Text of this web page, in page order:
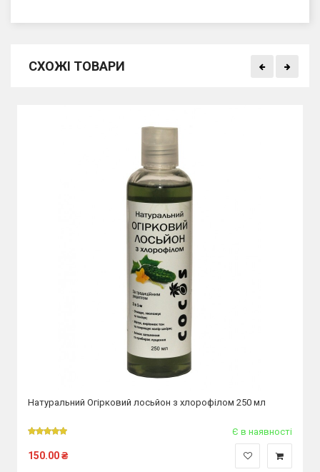
СХОЖІ ТОВАРИ
Натуральний Огірковий лосьйон з хлорофілом 250 мл
Є в наявності
150.00₴